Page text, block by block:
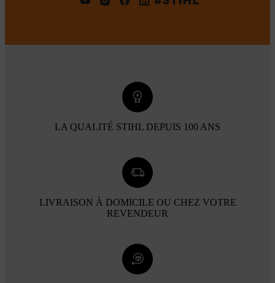
LA QUALITÉ STIHL DEPUIS 100 ANS
LIVRAISON À DOMICILE OU CHEZ VOTRE
REVENDEUR